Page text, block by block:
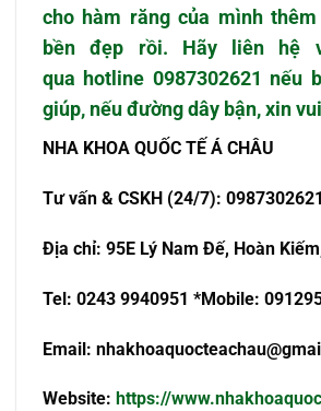
cho hàm răng của mình
bền đẹp rồi. Hãy liên hệ
qua hotline 0987302621 nếu
giúp, nếu đường dây bận, xin
NHA KHOA QUỐC TẾ Á CHÂU
Tư vấn & CSKH (24/7): 0987302621
Địa chỉ: 95E Lý Nam Đế, Hoàn
Tel: 0243 9940951 *Mobile:
Email:
Website: https://